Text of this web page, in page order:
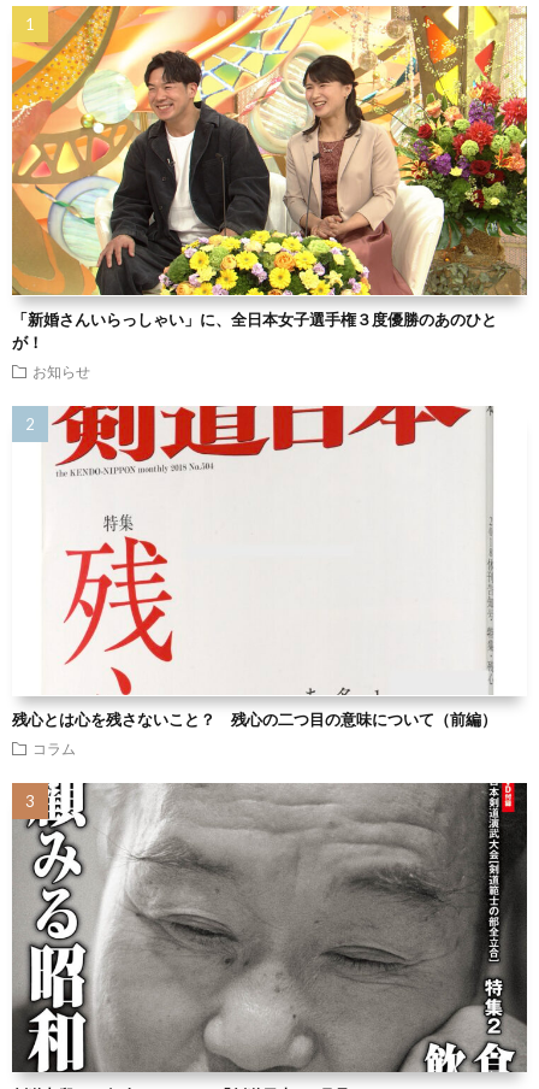
「新婚さんいらっしゃい」に、全日本女子選手権３度優勝のあのひと
が！
お知らせ
残心とは心を残さないこと？ 残心の二つ目の意味について（前編）
コラム